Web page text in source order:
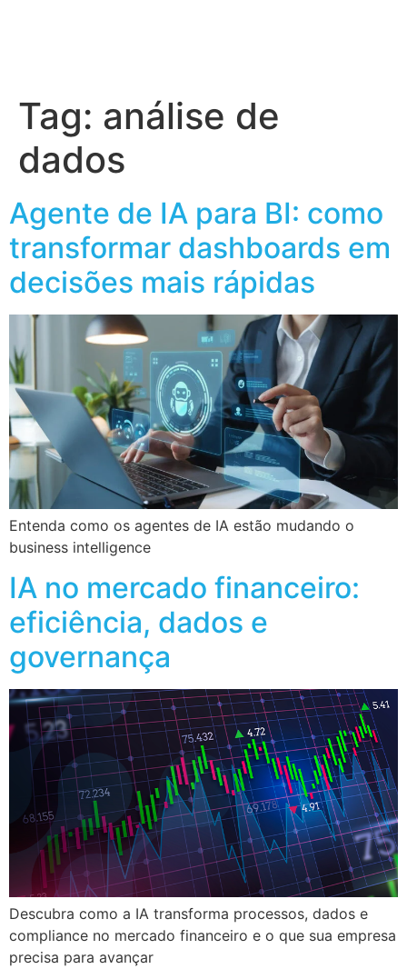
Tag: análise de
dados
Agente de IA para BI: como
transformar dashboards em
decisões mais rápidas
Entenda como os agentes de IA estão mudando o
business intelligence
IA no mercado financeiro:
eficiência, dados e
governança
Descubra como a IA transforma processos, dados e
compliance no mercado financeiro e o que sua empresa
precisa para avançar